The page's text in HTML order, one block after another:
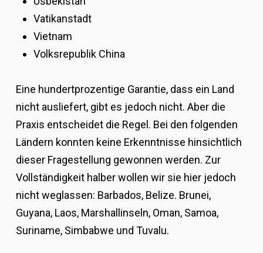
Vatikanstadt
Vietnam
Volksrepublik China
Eine hundertprozentige Garantie, dass ein Land
nicht ausliefert, gibt es jedoch nicht. Aber die
Praxis entscheidet die Regel. Bei den folgenden
Ländern konnten keine Erkenntnisse hinsichtlich
dieser Fragestellung gewonnen werden. Zur
Vollständigkeit halber wollen wir sie hier jedoch
nicht weglassen: Barbados, Belize. Brunei,
Guyana, Laos, Marshallinseln, Oman, Samoa,
Suriname, Simbabwe und Tuvalu.